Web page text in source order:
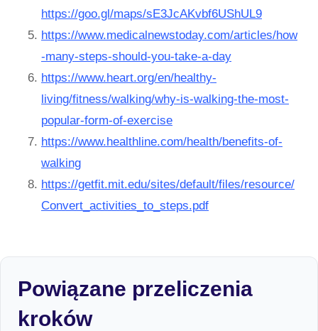
https://goo.gl/maps/sE3JcAKvbf6UShUL9
https://www.medicalnewstoday.com/articles/how
-many-steps-should-you-take-a-day
https://www.heart.org/en/healthy-
living/fitness/walking/why-is-walking-the-most-
popular-form-of-exercise
https://www.healthline.com/health/benefits-of-
walking
https://getfit.mit.edu/sites/default/files/resource/
Convert_activities_to_steps.pdf
Powiązane przeliczenia
kroków